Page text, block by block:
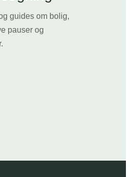
guides om bolig,
pauser og